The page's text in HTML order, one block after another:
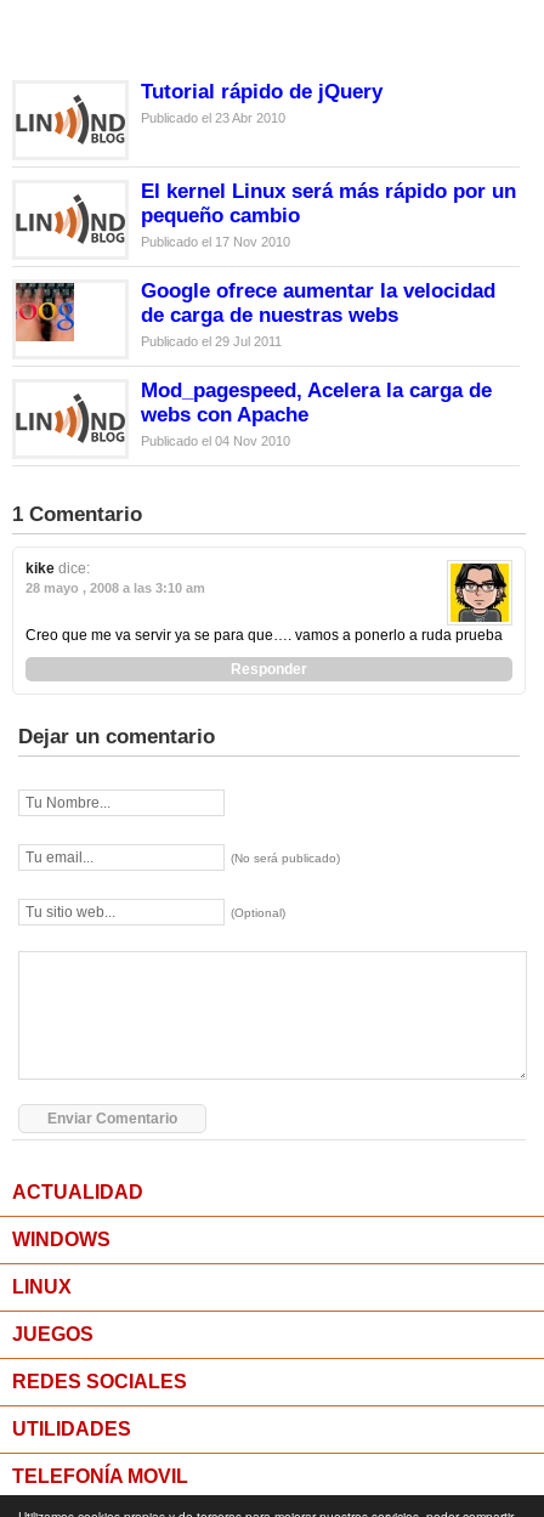
Tutorial rápido de jQuery
Publicado el 23 Abr 2010
El kernel Linux será más rápido por un
pequeño cambio
Publicado el 17 Nov 2010
Google ofrece aumentar la velocidad
de carga de nuestras webs
Publicado el 29 Jul 2011
Mod_pagespeed, Acelera la carga de
webs con Apache
Publicado el 04 Nov 2010
1 Comentario
kike dice:
28 mayo , 2008 a las 3:10 am
Creo que me va servir ya se para que…. vamos a ponerlo a ruda prueba
Responder
Dejar un comentario
(No será publicado)
(Optional)
ACTUALIDAD
WINDOWS
LINUX
JUEGOS
REDES SOCIALES
UTILIDADES
TELEFONÍA MOVIL